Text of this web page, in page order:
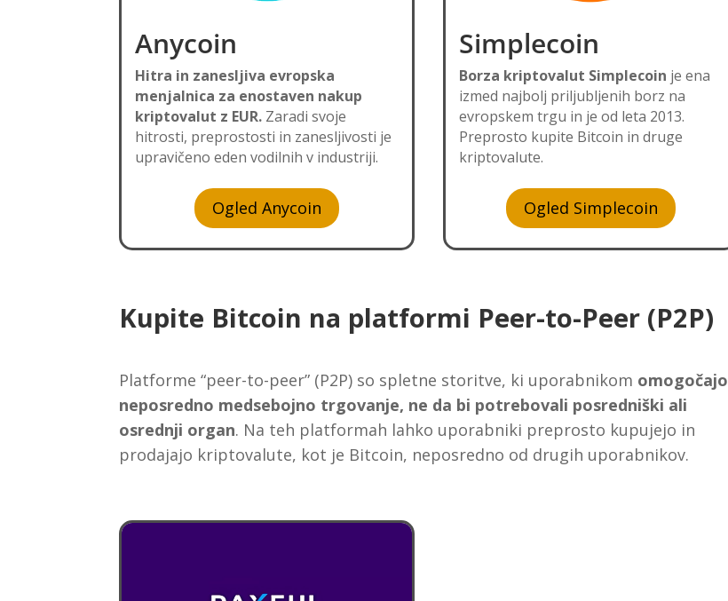
Anycoin
Hitra in zanesljiva evropska
menjalnica za enostaven nakup
kriptovalut z EUR. Zaradi svoje
hitrosti, preprostosti in zanesljivosti je
upravičeno eden vodilnih v industriji.
Ogled Anycoin
Simplecoin
Borza kriptovalut Simplecoin je ena
izmed najbolj priljubljenih borz na
evropskem trgu in je od leta 2013.
Preprosto kupite Bitcoin in druge
kriptovalute.
Ogled Simplecoin
Kupite Bitcoin na platformi Peer-to-Peer (P2P)
Platforme “peer-to-peer” (P2P) so spletne storitve, ki uporabnikom omogočajo
neposredno medsebojno trgovanje, ne da bi potrebovali posredniški ali
osrednji organ. Na teh platformah lahko uporabniki preprosto kupujejo in
prodajajo kriptovalute, kot je Bitcoin, neposredno od drugih uporabnikov.